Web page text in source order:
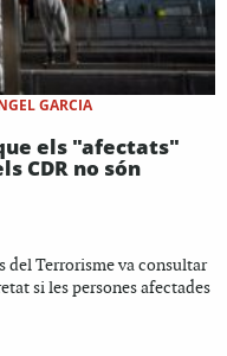
GARCIA
els "afectats"
CDR no són
del Terrorisme va consultar
si les persones afectades